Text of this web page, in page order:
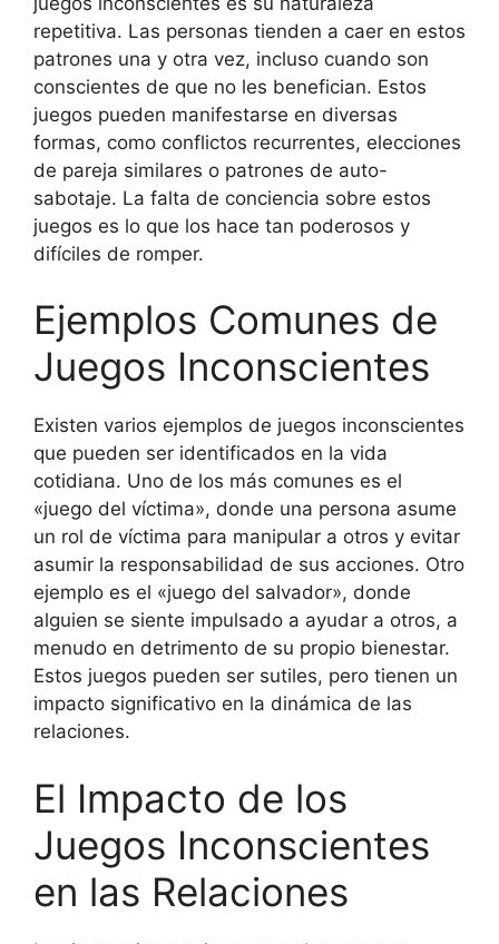
repetitiva. Las personas tienden a caer en estos
patrones una y otra vez, incluso cuando son
conscientes de que no les benefician. Estos
juegos pueden manifestarse en diversas
formas, como conflictos recurrentes, elecciones
de pareja similares o patrones de auto-
sabotaje. La falta de conciencia sobre estos
juegos es lo que los hace tan poderosos y
difíciles de romper.
Ejemplos Comunes de
Juegos Inconscientes
Existen varios ejemplos de juegos inconscientes
que pueden ser identificados en la vida
cotidiana. Uno de los más comunes es el
«juego del víctima», donde una persona asume
un rol de víctima para manipular a otros y evitar
asumir la responsabilidad de sus acciones. Otro
ejemplo es el «juego del salvador», donde
alguien se siente impulsado a ayudar a otros, a
menudo en detrimento de su propio bienestar.
Estos juegos pueden ser sutiles, pero tienen un
impacto significativo en la dinámica de las
relaciones.
El Impacto de los
Juegos Inconscientes
en las Relaciones